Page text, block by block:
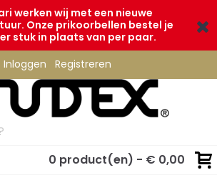
werken wij met een nieuwe
Onze prikoorbellen bestel je
stuk in plaats van per paar.
Inloggen
Registreren
0 product(en) - € 0,00